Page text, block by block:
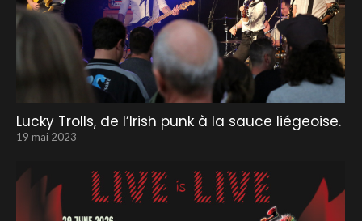
Lucky Trolls, de l’Irish punk à la sauce liégeoise.
19 mai 2023